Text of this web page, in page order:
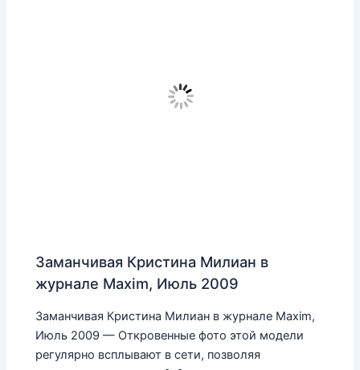
Заманчивая Кристина Милиан в
журнале Maxim, Июль 2009
Заманчивая Кристина Милиан в журнале Maxim,
Июль 2009 — Откровенные фото этой модели
регулярно всплывают в сети, позволяя